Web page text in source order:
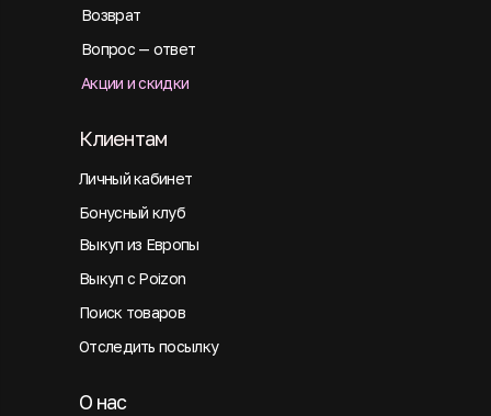
Возврат
Вопрос — ответ
Акции и скидки
Личный кабинет
Клиентам
Бонусный клуб
Выкуп из Европы
Выкуп с Poizon
Поиск товаров
Отследить посылку
О нас